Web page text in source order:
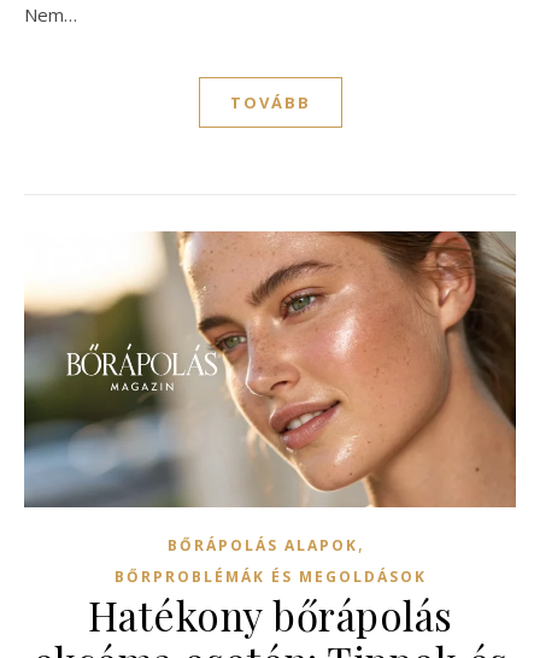
Nem…
TOVÁBB
BŐRÁPOLÁS ALAPOK,
BŐRPROBLÉMÁK ÉS MEGOLDÁSOK
Hatékony bőrápolás